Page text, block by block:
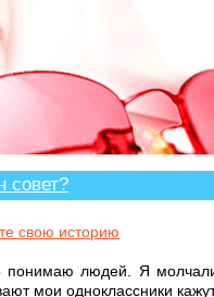
много
совет?
свою историю
понимаю людей. Я
мои одноклассники